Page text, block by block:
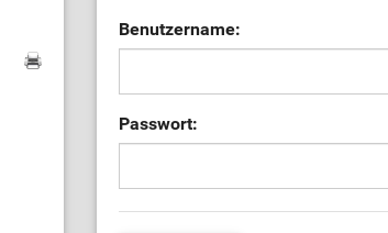
Benutzername:
Passwort: